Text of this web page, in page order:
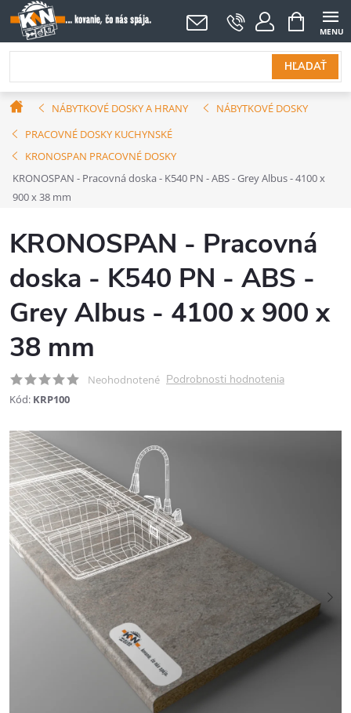
Prejsť
na
obsah
HĽADAŤ
NÁKUPNÝ
KOŠÍK
DomovNÁBYTKOVÉ DOSKY A HRANY
NÁBYTKOVÉ DOSKY
PRACOVNÉ DOSKY KUCHYNSKÉ
KRONOSPAN PRACOVNÉ DOSKY
KRONOSPAN - Pracovná doska - K540 PN - ABS - Grey Albus - 4100 x
900 x 38 mm
KRONOSPAN - Pracovná
doska - K540 PN - ABS -
Grey Albus - 4100 x 900 x
38 mm
Neohodnotené Podrobnosti hodnotenia
Kód: KRP100